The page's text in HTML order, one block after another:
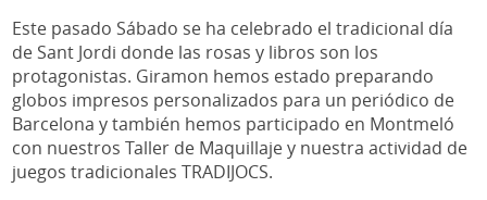
Este pasado Sábado se ha celebrado el tradicional día
de Sant Jordi donde las rosas y libros son los
protagonistas. Giramon hemos estado preparando
globos impresos personalizados para un periódico de
Barcelona y también hemos participado en Montmeló
con nuestros Taller de Maquillaje y nuestra actividad de
juegos tradicionales TRADIJOCS.